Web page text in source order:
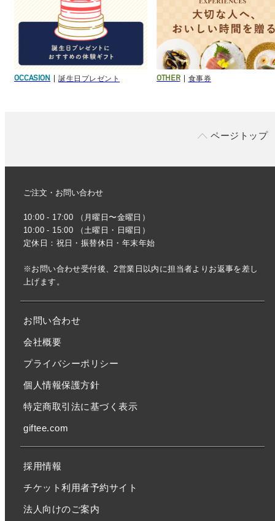
OCCASION 誕生日プレゼント OTHER 食事券
ページトップ
ご注文・お問い合わせ
10:00 - 17:00 （月曜日〜金曜日）
10:00 - 15:00 （土曜日・日曜日）
定休日：祝日・振替休日・年末年始
※お問い合わせ受付後、2営業日以内に担当者よりお返事を差し
上げます。
お問い合わせ
会社概要
プライバシーポリシー
個人情報保護方針
特定商取引法に基づく表示
giftee.com
採用情報
チケット利用者予約サイト
法人向けのご案内